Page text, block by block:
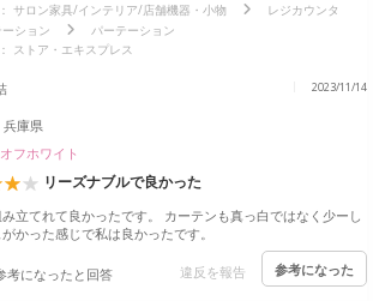
サロン家具/インテリア/店舗機器・小物
レジカウンタ
ション
パーテーション
ストア・エキスプレス
2023/11/14
兵庫県
フホワイト
リーズナブルで良かった
立てれて良かったです。 カーテンも真っ白ではなく少ーし
かった感じで私は良かったです。
考になったと回答 違反を報告 参考になった